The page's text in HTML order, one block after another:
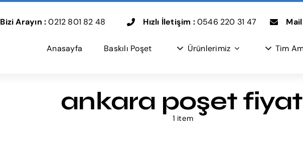
Bizi Arayın :0212 801 82 48 Hızlı İletişim :0546 220 31 47
Anasayfa Baskılı Poşet Ürünlerimiz Tim
ankara poşet
1 item